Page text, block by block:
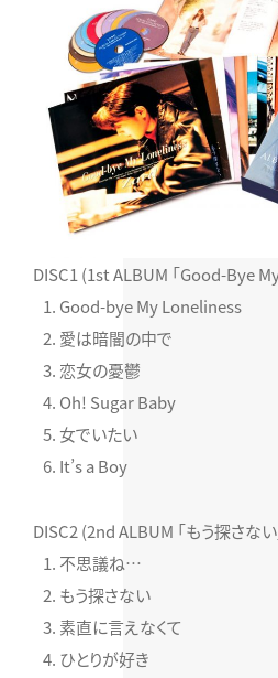
DISC1 (1st ALBUM 「Good-Bye
Good-bye My Loneliness
愛は暗闇の中で
恋女の憂鬱
Oh! Sugar Baby
女でいたい
It’s a Boy
DISC2 (2nd ALBUM 「もう探さない
不思議ね…
もう探さない
素直に言えなくて
ひとりが好き